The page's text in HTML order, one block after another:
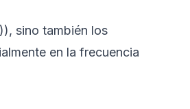
sino también los
en la frecuencia